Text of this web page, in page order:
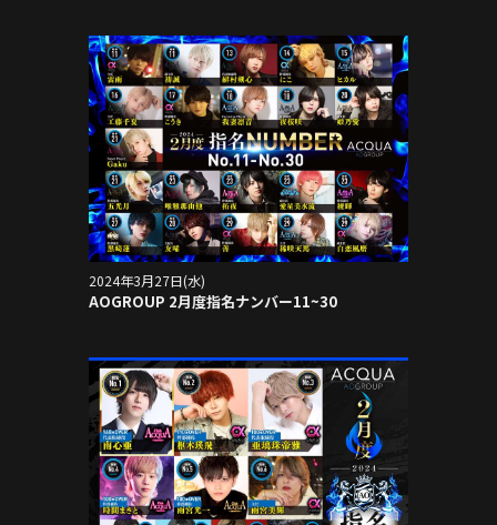
2024年3月27日(水)
AOGROUP 2月度指名ナンバー11~30